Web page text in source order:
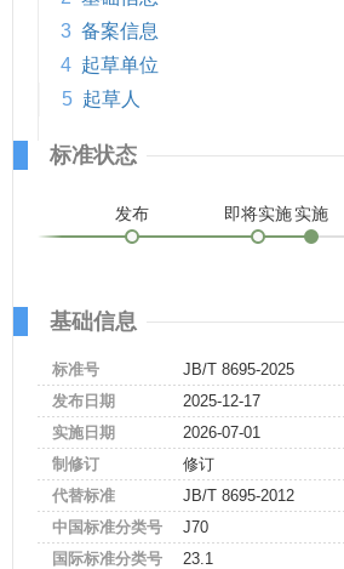
3 备案信息
4 起草单位
5 起草人
标准状态
发布 即将实施实施
基础信息
标准号
JB/T 8695-2025
发布日期
2025-12-17
实施日期
2026-07-01
制修订
修订
代替标准
JB/T 8695-2012
中国标准分类号
J70
国际标准分类号
23.1